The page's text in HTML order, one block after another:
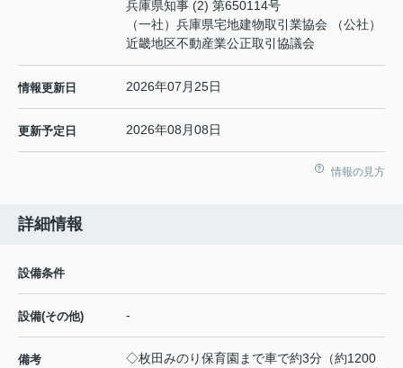
兵庫県知事 (2) 第650114号
（一社）兵庫県宅地建物取引業協会 （公社）
近畿地区不動産業公正取引協議会
情報更新日 2026年07月25日
更新予定日 2026年08月08日
情報の見方
詳細情報
設備条件
設備(その他) -
備考
◇枚田みのり保育園まで車で約3分（約1200